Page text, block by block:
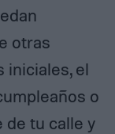
otras
iniciales, el
o
de tu calle y